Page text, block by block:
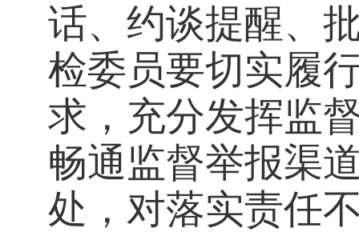
话、约谈提醒、
检委员要切实履
求，充分发挥监
畅通监督举报渠
处，对落实责任